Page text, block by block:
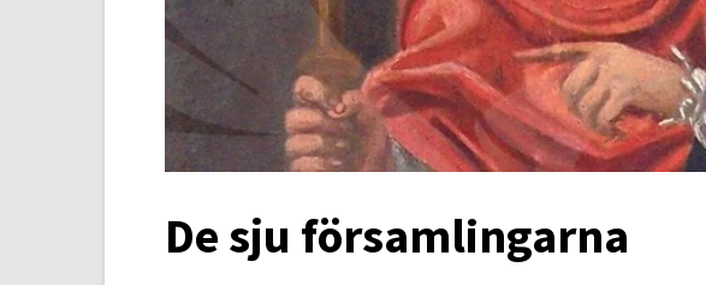
De sju församlingarna